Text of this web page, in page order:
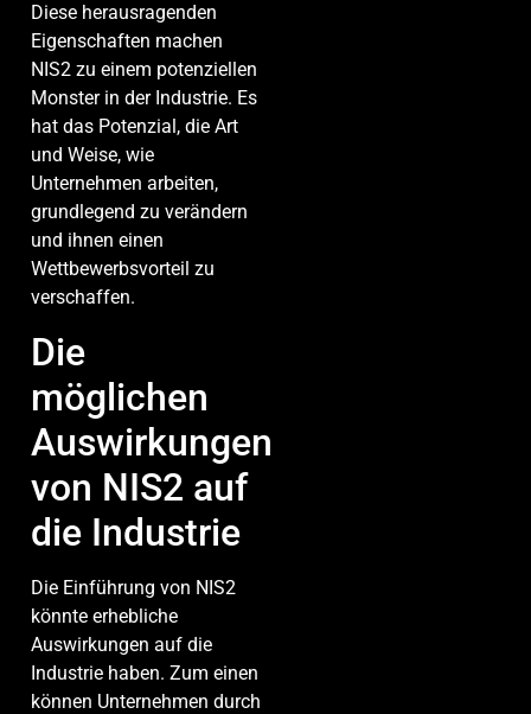
Diese herausragenden
Eigenschaften machen
NIS2 zu einem potenziellen
Monster in der Industrie. Es
hat das Potenzial, die Art
und Weise, wie
Unternehmen arbeiten,
grundlegend zu verändern
und ihnen einen
Wettbewerbsvorteil zu
verschaffen.
Die
möglichen
Auswirkungen
von NIS2 auf
die Industrie
Die Einführung von NIS2
könnte erhebliche
Auswirkungen auf die
Industrie haben. Zum einen
können Unternehmen durch